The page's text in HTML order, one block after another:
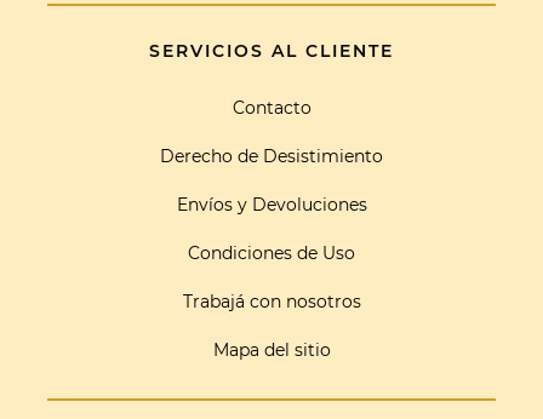
SERVICIOS AL CLIENTE
Contacto
Derecho de Desistimiento
Envíos y Devoluciones
Condiciones de Uso
Trabajá con nosotros
Mapa del sitio